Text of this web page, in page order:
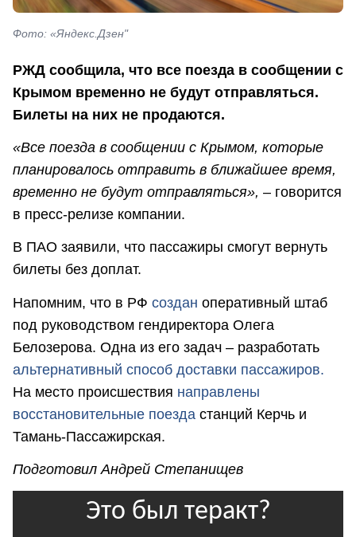
Фото: «Яндекс.Дзен"
РЖД сообщила, что все поезда в сообщении с
Крымом временно не будут отправляться.
Билеты на них не продаются.
«Все поезда в сообщении с Крымом, которые
планировалось отправить в ближайшее время,
временно не будут отправляться», – говорится
в пресс-релизе компании.
В ПАО заявили, что пассажиры смогут вернуть
билеты без доплат.
Напомним, что в РФ создан оперативный штаб
под руководством гендиректора Олега
Белозерова. Одна из его задач – разработать
альтернативный способ доставки пассажиров.
На место происшествия направлены
восстановительные поезда станций Керчь и
Тамань-Пассажирская.
Подготовил Андрей Степанищев